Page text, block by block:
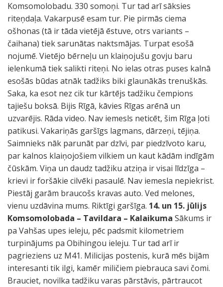
Komsomolobadu. 330 somoņi. Tur tad arī sāksies
riteņdaļa. Vakarpusē esam tur. Pie pirmās ciema
ošhonas (tā ir tāda vietējā ēstuve, otrs variants –
čaihana) tiek sarunātas naktsmājas. Turpat esošā
nojumē. Vietējo bērneļu un klaiņojušu govju baru
ielenkumā tiek salikti riteņi. No ielas otras puses kalnā
esošās būdas atnāk tadžiks biki glaunākās trenuškās.
Saka, ka esot nez cik tur kārtējs tadžiku čempions
tajiešu boksā. Bijis Rīgā, kāvies Rīgas arēnā un
uzvarējis. Rāda video. Nav iemesls neticēt, šim Rīga ļoti
patikusi. Vakariņās garšīgs lagmans, dārzeņi, tējiņa.
Saimnieks nāk parunāt par dzīvi, par piedzīvoto karu,
par kalnos klaiņojošiem vilkiem un kaut kādām indīgām
čūskām. Viņa un daudz tadžiku atziņa ir visai līdzīga –
krievi ir foršākie cilvēki pasaulē. Nav iemesla nepiekrist.
Piestāj garām braucošs kravas auto. Ved melones,
vienu uzdāvina mums. Riktīgi garšīga. 14. un 15. jūlijs
Komsomolobada – Tavildara – Kalaikuma Sākums ir
pa Vahšas upes ieleju, pēc padsmit kilometriem
turpinājums pa Obihingou ieleju. Tur tad arī ir
pagrieziens uz M41. Milicijas postenis, kurā mēs bijām
interesanti tik ilgi, kamēr miličiem piebrauca savi čomi.
Brauciet, novilka tadžiku varas pārstāvis, pārtraucot